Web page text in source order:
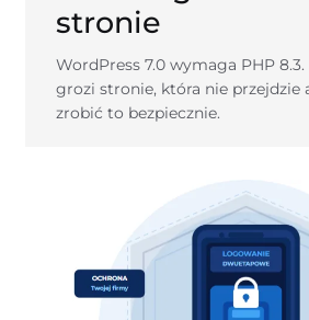
stronie
WordPress 7.0 wymaga PHP 8.3.
grozi stronie, która nie przejdzie
zrobić to bezpiecznie.